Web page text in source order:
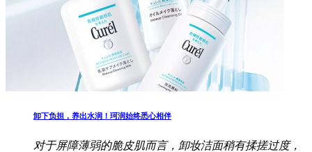
卸下负担，养出水润！珂润始终悉心相伴
对于屏障薄弱的脆皮肌而言，卸妆洁面稍有揉搓过度，